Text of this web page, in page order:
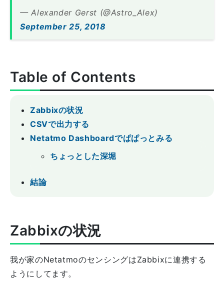
— Alexander Gerst (@Astro_Alex)
September 25, 2018
Table of Contents
Zabbixの状況
CSVで出力する
Netatmo Dashboardでぱぱっとみる
ちょっとした深堀
結論
Zabbixの状況
我が家のNetatmoのセンシングはZabbixに連携する
ようにしてます。